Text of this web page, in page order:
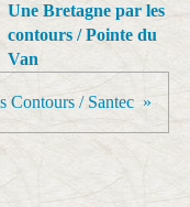
Une Bretagne par les
contours / Pointe du
Van
Contours / Santec